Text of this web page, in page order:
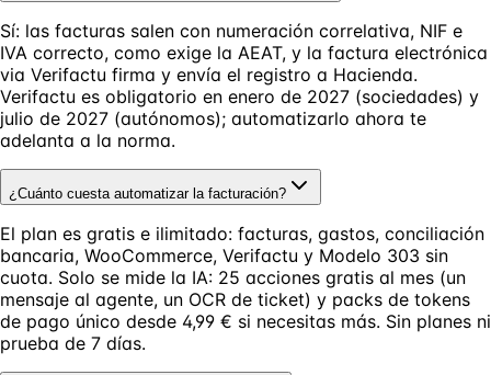
Sí: las facturas salen con numeración correlativa, NIF e
IVA correcto, como exige la AEAT, y la factura electrónica
via Verifactu firma y envía el registro a Hacienda.
Verifactu es obligatorio en enero de 2027 (sociedades) y
julio de 2027 (autónomos); automatizarlo ahora te
adelanta a la norma.
¿Cuánto cuesta automatizar la facturación?
El plan es gratis e ilimitado: facturas, gastos, conciliación
bancaria, WooCommerce, Verifactu y Modelo 303 sin
cuota. Solo se mide la IA: 25 acciones gratis al mes (un
mensaje al agente, un OCR de ticket) y packs de tokens
de pago único desde 4,99 € si necesitas más. Sin planes ni
prueba de 7 días.